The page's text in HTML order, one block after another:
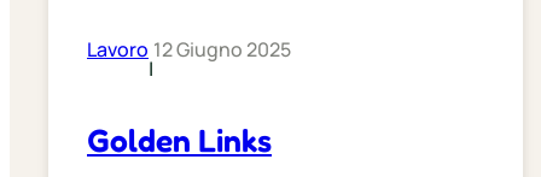
Lavoro
|
12 Giugno 2025
Golden Links